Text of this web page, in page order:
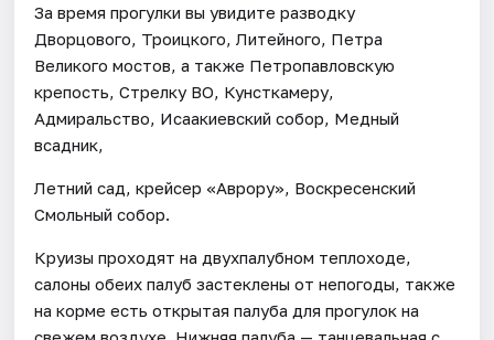
За время прогулки вы увидите разводку
Дворцового, Троицкого, Литейного, Петра
Великого мостов, а также Петропавловскую
крепость, Стрелку ВО, Кунсткамеру,
Адмиральство, Исаакиевский собор, Медный
всадник,
Летний сад, крейсер «Аврору», Воскресенский
Смольный собор.
Круизы проходят на двухпалубном теплоходе,
салоны обеих палуб застеклены от непогоды, также
на корме есть открытая палуба для прогулок на